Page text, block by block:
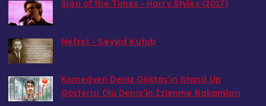
Sign of the Times - Harry Styles (2017)
9 Ağustos 2026
Nefret - Seyyid Kutub
Komedyen Deniz Göktaş’ın Stand Up
Gösterisi Ölü Deniz’in İzlenme Rakamları